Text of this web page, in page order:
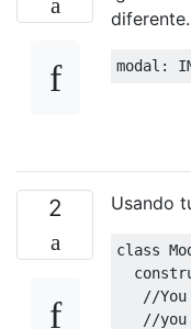
modal :
2 Usando
class
//
//